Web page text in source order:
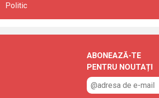
Politic
ABONEAZĂ-TE
PENTRU NOUTAȚI